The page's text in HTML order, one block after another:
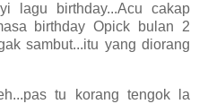
lagu birthday...Acu cakap
birthday Opick bulan 2
sambut...itu yang diorang
tu korang tengok la